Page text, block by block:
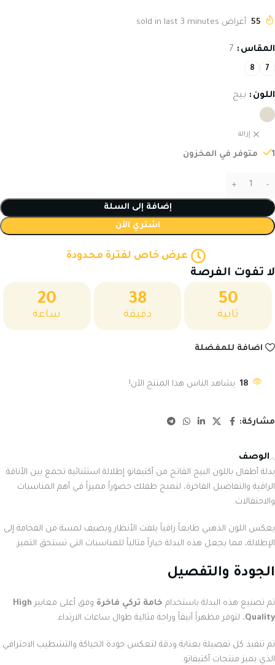
55 أغراض sold in last 3 minutes
المقاس 7
7
8
اللون بيج
إزالة
1 متوفر في المخزون
إضافة إلى السلة
اشتري الأن
عرض خاص لفترة محدودة
لا تفوت الفرصة
20
ساعة
38
دقيقة
49
ثانية
اضافة للمفضلة
18 يشاهد الناس هذا المنتج الآن!
مشاركة:
الوصف
بدلة أطفال باللون البيج الفاتح من أكتيفاتو إطلالة استثنائية تجمع بين الأناقة
الراقية والتفاصيل الفاخرة، لتمنح طفلك حضوراً مميزاً في أهم المناسبات
والاحتفالات.
يعكس اللون الذهبي طابعاً راقياً يلفت الأنظار ويضيف لمسة من الفخامة إلى
الإطلالة، مما يجعل هذه البدلة خياراً مثالياً للمناسبات التي تستحق التميز.
الجودة والتفصيل
تم تصنيع هذه البدلة باستخدام خامة تركي فاخرة وفق أعلى معايير High
Quality، لتوفر مظهراً أنيقاً وراحة مثالية طوال ساعات الارتداء.
تم تنفيذ كل تفصيلة بعناية ودقة لتعكس جودة الحياكة والتشطيب الاحترافي
الذي يميز منتجات أكتيفاتو.